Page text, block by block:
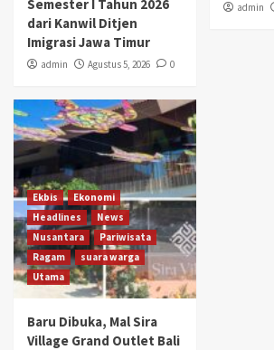
Semester I Tahun 2026
dari Kanwil Ditjen
Imigrasi Jawa Timur
admin Agustus 5, 2026 0
admin
Ekbis
Ekonomi
Headlines
News
Nusantara
Pariwisata
Ragam
suara warga
Utama
Baru Dibuka, Mal Sira
Village Grand Outlet Bali